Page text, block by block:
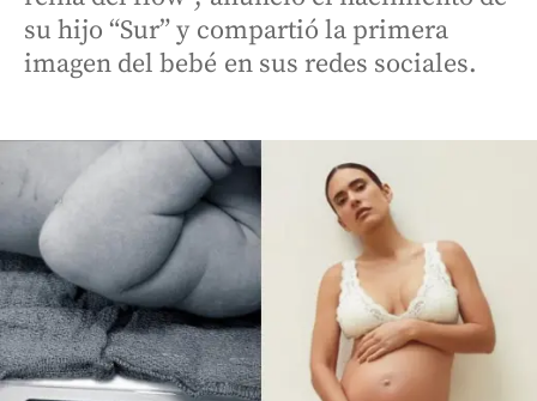
su hijo “Sur” y compartió la primera
imagen del bebé en sus redes sociales.